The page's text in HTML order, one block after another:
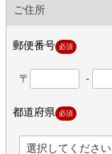
ご住所
郵便番号 必須
〒 -
都道府県 必須